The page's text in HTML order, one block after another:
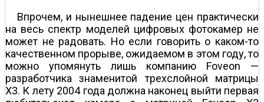
Впрочем, и нынешнее падение цен практически
на весь спектр моделей цифровых фотокамер не
может не радовать. Но если говорить о каком-то
качественном прорыве, ожидаемом в этом году, то
можно упомянуть лишь компанию Foveon —
разработчика знаменитой трехслойной матрицы
X3. К лету 2004 года должна наконец выйти первая